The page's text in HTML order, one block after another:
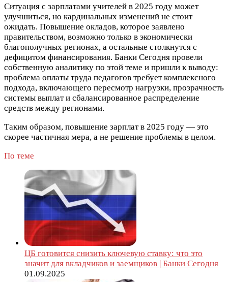
Ситуация с зарплатами учителей в 2025 году может
улучшиться, но кардинальных изменений не стоит
ожидать. Повышение окладов, которое заявлено
правительством, возможно только в экономически
благополучных регионах, а остальные столкнутся с
дефицитом финансирования. Банки Сегодня провели
собственную аналитику по этой теме и пришли к выводу:
проблема оплаты труда педагогов требует комплексного
подхода, включающего пересмотр нагрузки, прозрачность
системы выплат и сбалансированное распределение
средств между регионами.
Таким образом, повышение зарплат в 2025 году — это
скорее частичная мера, а не решение проблемы в целом.
По теме
ЦБ готовится снизить ключевую ставку: что это
значит для вкладчиков и заемщиков | Банки Сегодня
01.09.2025